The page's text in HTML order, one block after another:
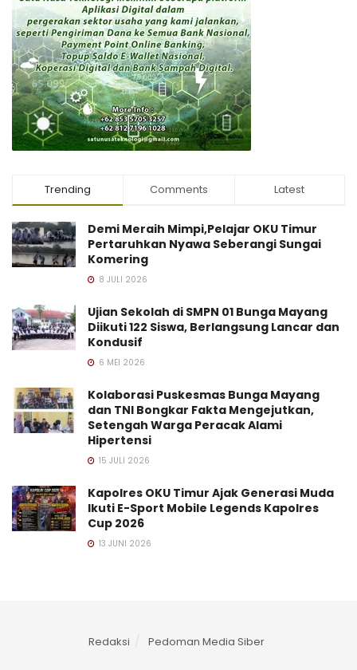
Trending Comments Latest
Demi Meraih Mimpi,Pelajar OKU Timur
Pertaruhkan Nyawa Seberangi Sungai
Komering
8 JULI 2026
Ujian Sekolah di SMPN 01 Bunga Mayang
Diikuti 122 Siswa, Berlangsung Lancar dan
Kondusif
6 MEI 2026
Kolaborasi Puskesmas Bunga Mayang
dan TNI Bongkar Fakta Mengejutkan,
Setengah Warga Peracak Alami
Hipertensi
15 JULI 2026
Kapolres OKU Timur Ajak Generasi Muda
Ikuti E-Sport Mobile Legends Kapolres
Cup 2026
13 JUNI 2026
Redaksi Pedoman Media Siber